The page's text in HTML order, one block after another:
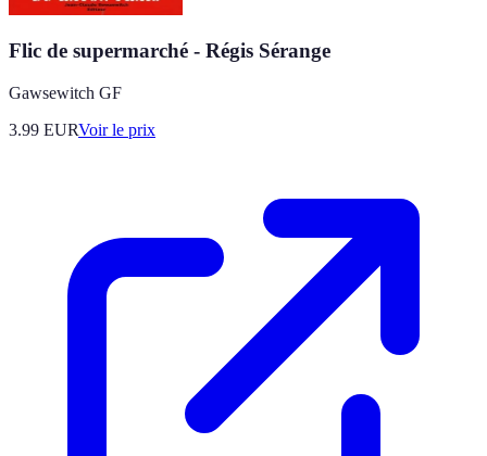
Flic de supermarché - Régis Sérange
Gawsewitch GF
3.99 EURVoir le prix